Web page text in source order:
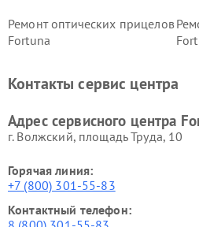
Ремонт оптических прицелов
Fortuna
Контакты сервис центра
Адрес сервисного центра
г. Волжский, площадь Труда, 10
Горячая линия:
+7 (800) 301-55-83
Контактный телефон: